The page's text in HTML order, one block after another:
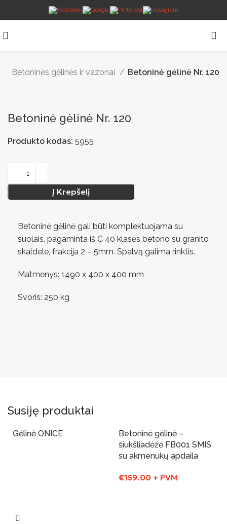
Betoninės gėlinės ir vazonai Betoninė gėlinė Nr. 120
Betoninė gėlinė Nr. 120
Produkto kodas: 5955
Į Krepšelį
Betoninė gėlinė gali būti komplektuojama su
suolais, pagaminta iš C 40 klasės betono su granito
skaldele, frakcija 2 – 5mm. Spalvą galima rinktis.
Matmenys: 1490 x 400 x 400 mm
Svoris: 250 kg
Susiję produktai
Gėlinė ONICE
Yra sandelyje
Betoninė gėlinė –
šiukšliadėžė FB001 SMIS
su akmenukų apdaila
€159.00 + PVM